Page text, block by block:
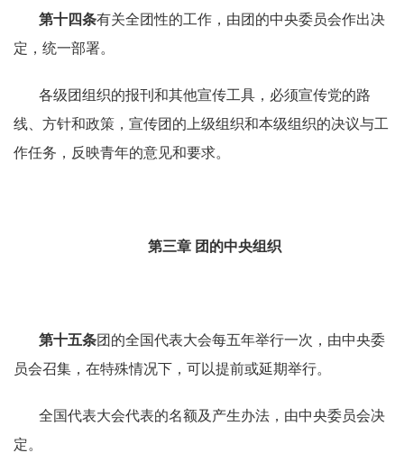
第十四条有关全团性的工作，由团的中央委员会作出决
定，统一部署。
各级团组织的报刊和其他宣传工具，必须宣传党的路
线、方针和政策，宣传团的上级组织和本级组织的决议与工
作任务，反映青年的意见和要求。
第三章 团的中央组织
第十五条团的全国代表大会每五年举行一次，由中央委
员会召集，在特殊情况下，可以提前或延期举行。
全国代表大会代表的名额及产生办法，由中央委员会决
定。